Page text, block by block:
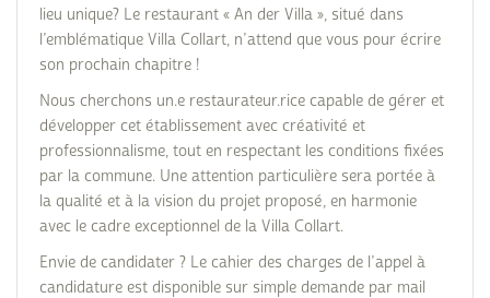
lieu unique? Le restaurant « An der Villa », situé dans
l’emblématique Villa Collart, n’attend que vous pour écrire
son prochain chapitre !
Nous cherchons un.e restaurateur.rice capable de gérer et
développer cet établissement avec créativité et
professionnalisme, tout en respectant les conditions fixées
par la commune. Une attention particulière sera portée à
la qualité et à la vision du projet proposé, en harmonie
avec le cadre exceptionnel de la Villa Collart.
Envie de candidater ? Le cahier des charges de l’appel à
candidature est disponible sur simple demande par mail